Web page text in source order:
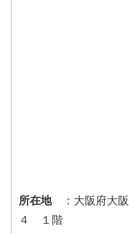
所在地：大阪府大阪
４ １階